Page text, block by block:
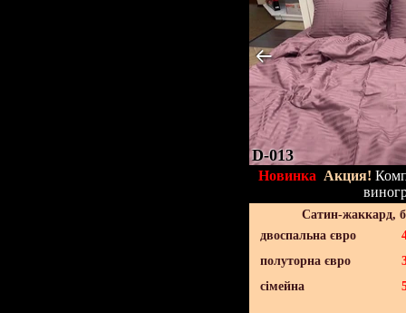
D-013
Новинка Акция!
Сатин-жаккард,
двоспальна євро
полуторна євро
сімейна